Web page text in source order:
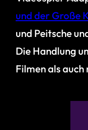
und der Große
und Peitsche
Die Handlung
Filmen als auch